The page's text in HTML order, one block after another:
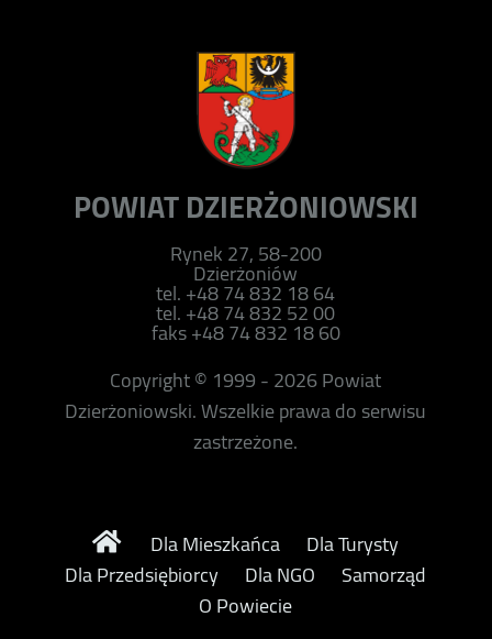
POWIAT DZIERŻONIOWSKI
Rynek 27, 58-200
Dzierżoniów
tel. +48 74 832 18 64
tel. +48 74 832 52 00
faks +48 74 832 18 60
Copyright © 1999 - 2026 Powiat
Dzierżoniowski. Wszelkie prawa do serwisu
zastrzeżone.
Dla Mieszkańca
Dla Turysty
Dla Przedsiębiorcy
Dla NGO
Samorząd
O Powiecie